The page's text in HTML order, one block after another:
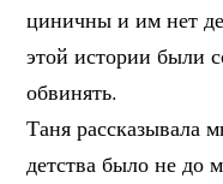
циничны и им нет
этой истории были
обвинять.
Таня рассказывала
детства было не до